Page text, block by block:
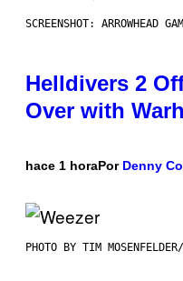
SCREENSHOT: ARROWHEAD
Helldivers 2
Over with
hace 1 horaPor Denny
PHOTO BY TIM